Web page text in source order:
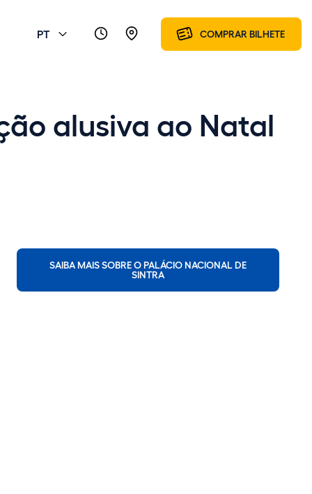
PT COMPRAR BILHETE
alusiva ao Natal
SAIBA MAIS SOBRE O PALÁCIO NACIONAL DE
SINTRA